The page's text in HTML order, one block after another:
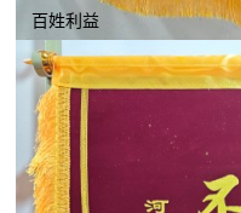
百姓利益